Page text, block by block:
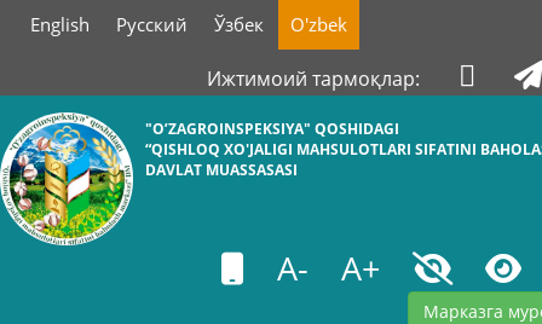
English Русский Ўзбек O'zbek
Ижтимоий тармоқлар:
"O’ZAGROINSPEKSIYA" QOSHIDAGI
“QISHLOQ XO'JALIGI MAHSULOTLARI SIFATINI
DAVLAT MUASSASASI
A- A+
Марказга